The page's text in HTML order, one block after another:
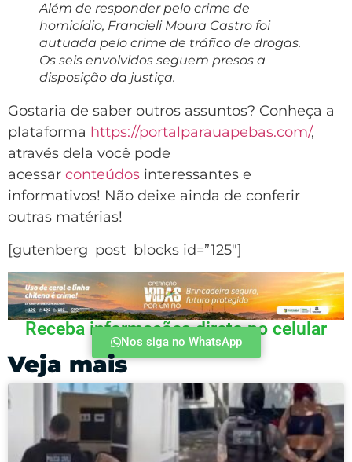
Além de responder pelo crime de
homicídio, Francieli Moura Castro foi
autuada pelo crime de tráfico de drogas.
Os seis envolvidos seguem presos a
disposição da justiça.
Gostaria de saber outros assuntos? Conheça a
plataforma https://portalparauapebas.com/,
através dela você pode
acessar conteúdos interessantes e
informativos! Não deixe ainda de conferir
outras matérias!
[gutenberg_post_blocks id=”125″]
Receba informações direto no celular
Nos siga no WhatsApp
Veja mais